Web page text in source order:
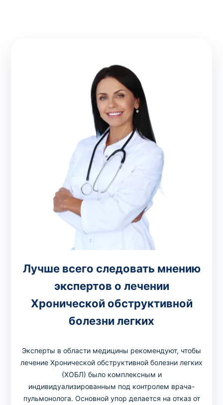
Лучше всего следовать мнению
экспертов о лечении
Хронической обструктивной
болезни легких
Эксперты в области медицины рекомендуют, чтобы
лечение Хронической обструктивной болезни легких
(ХОБЛ) было комплексным и
индивидуализированным под контролем врача-
пульмонолога. Основной упор делается на отказ от